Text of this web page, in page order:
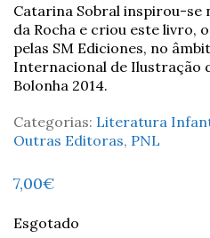
Catarina Sobral inspirou-se
da Rocha e criou este livro,
pelas SM Ediciones, no
Internacional de Ilustração
Bolonha 2014.
Categorias: Literatura
Outras Editoras, PNL
7,00€
Esgotado